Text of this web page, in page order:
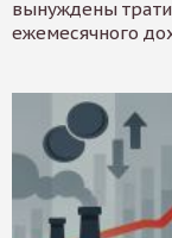
вынуждены
ежемесячного